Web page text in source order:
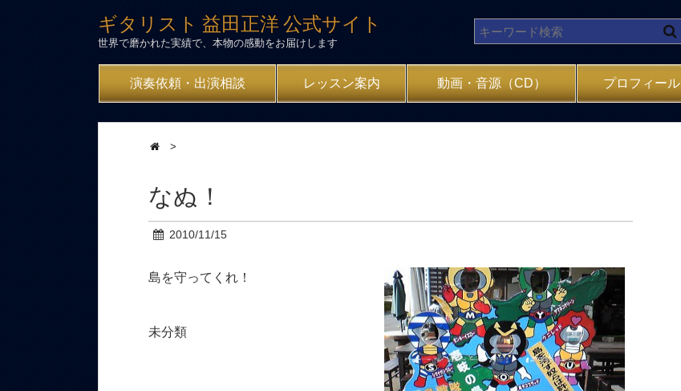
ギタリスト 益田正洋 公式サイト
世界で磨かれた実績で、本物の感動をお届けします
演奏依頼・出演相談 レッスン案内 動画・音源（CD） プロフィール
>
なぬ！
2010/11/15
島を守ってくれ！
未分類